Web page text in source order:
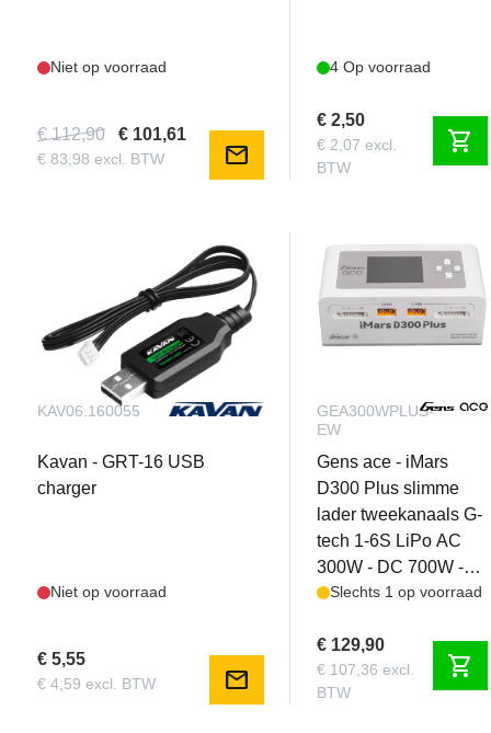
Niet op voorraad
€ 112,90 € 101,61
€ 83,98 excl. BTW mail
4 Op voorraad
€ 2,50
€ 2,07 excl.
BTW
shopping_cart
KAV06.160055
Kavan - GRT-16 USB
charger
Niet op voorraad
€ 5,55
€ 4,59 excl. BTW mail
GEA300WPLUS-
EW
Gens ace - iMars
D300 Plus slimme
lader tweekanaals G-
tech 1-6S LiPo AC
300W - DC 700W -
witSlechts 1 op voorraad
€ 129,90
€ 107,36 excl.
BTW
shopping_cart